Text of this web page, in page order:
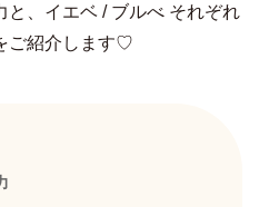
と、イエベ / ブルべ それぞれ
ご紹介します♡